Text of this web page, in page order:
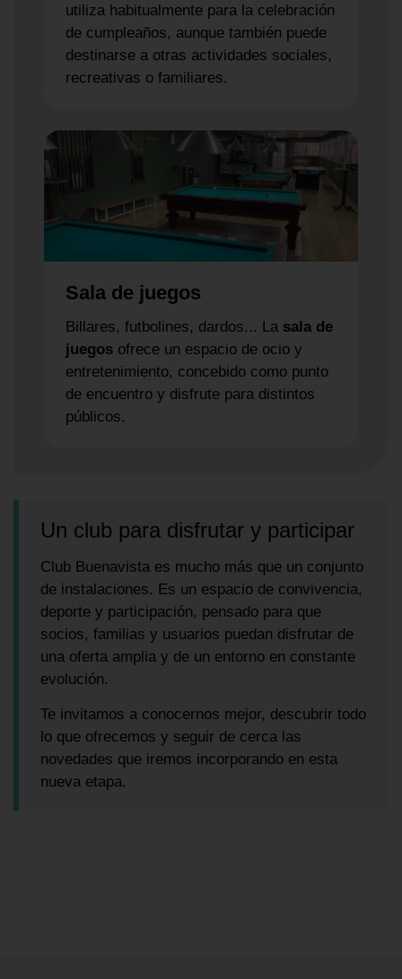
utiliza habitualmente para la celebración
de cumpleaños, aunque también puede
destinarse a otras actividades sociales,
recreativas o familiares.
Sala de juegos
Billares, futbolines, dardos... La sala de
juegos ofrece un espacio de ocio y
entretenimiento, concebido como punto
de encuentro y disfrute para distintos
públicos.
Un club para disfrutar y participar
Club Buenavista es mucho más que un conjunto
de instalaciones. Es un espacio de convivencia,
deporte y participación, pensado para que
socios, familias y usuarios puedan disfrutar de
una oferta amplia y de un entorno en constante
evolución.
Te invitamos a conocernos mejor, descubrir todo
lo que ofrecemos y seguir de cerca las
novedades que iremos incorporando en esta
nueva etapa.